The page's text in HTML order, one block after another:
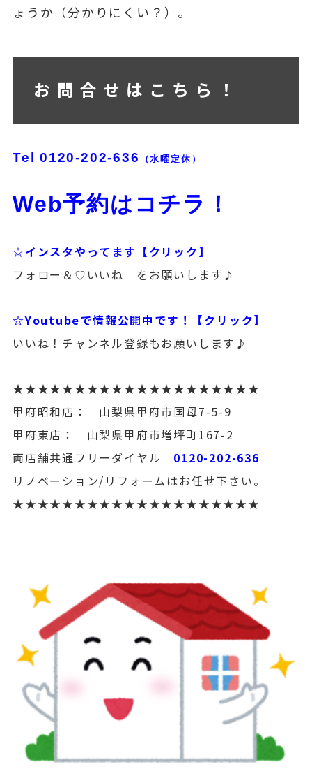
ょうか（分かりにくい？）。
お問合せはこちら！
Tel0120-202-636 （水曜定休）
Web予約はコチラ！
☆インスタやってます【クリック】
フォロー＆♡いいね をお願いします♪
☆Youtubeで情報公開中です！【クリック】
いいね！チャンネル登録もお願いします♪
★★★★★★★★★★★★★★★★★★★★
甲府昭和店： 山梨県甲府市国母7-5-9
甲府東店： 山梨県甲府市増坪町167-2
両店舗共通フリーダイヤル 0120-202-636
リノベーション/リフォームはお任せ下さい。
★★★★★★★★★★★★★★★★★★★★